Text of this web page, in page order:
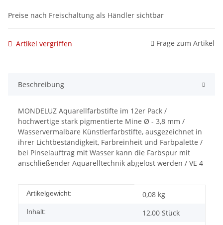
Preise nach Freischaltung als Händler sichtbar
Artikel vergriffen Frage zum Artikel
Beschreibung
MONDELUZ Aquarellfarbstifte im 12er Pack /
hochwertige stark pigmentierte Mine Ø - 3,8 mm /
Wasservermalbare Künstlerfarbstifte, ausgezeichnet in
ihrer Lichtbeständigkeit, Farbreinheit und Farbpalette /
bei Pinselauftrag mit Wasser kann die Farbspur mit
anschließender Aquarelltechnik abgelöst werden / VE 4
Produkteigenschaft
Wert
Artikelgewicht: 0,08 kg
Inhalt: 12,00 Stück